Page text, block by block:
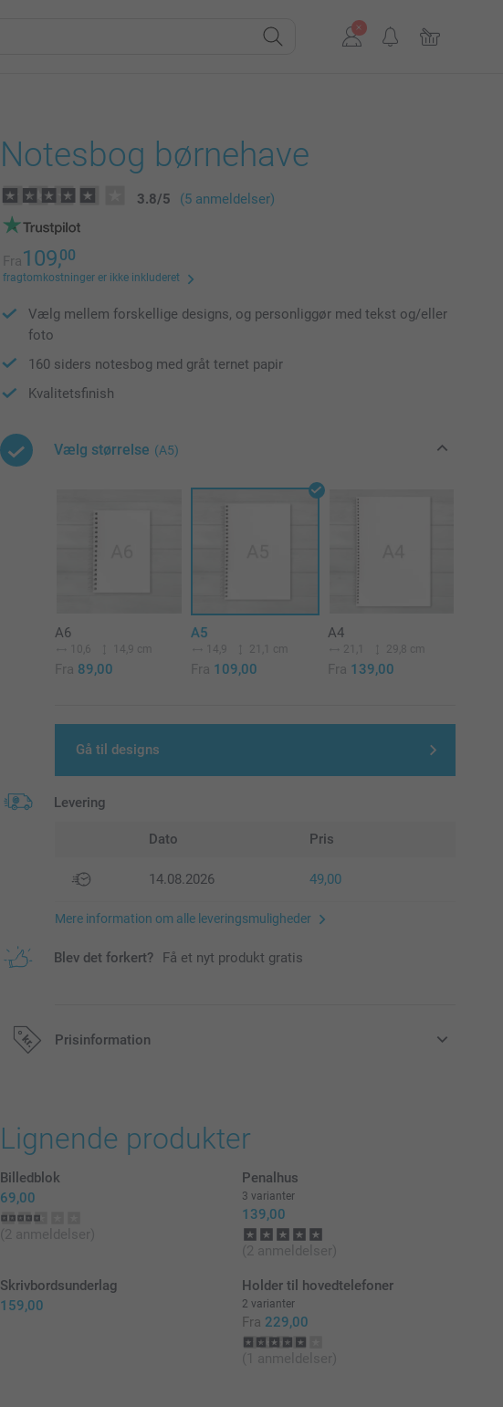
Notesbog børnehave
3.8/5 (5 anmeldelser)
Fra109,00
fragtomkostninger er ikke inkluderet
Vælg mellem forskellige designs, og personliggør med tekst og/eller
foto
160 siders notesbog med gråt ternet papir
Kvalitetsfinish
Vælg størrelse (A5)
A6
10,6 14,9 cm
Fra 89,00
A5
14,9 21,1 cm
Fra 109,00
A4
21,1 29,8 cm
Fra 139,00
Gå til designs
Levering
Dato Pris
14.08.2026 49,00
Mere information om alle leveringsmuligheder
Blev det forkert? Få et nyt produkt gratis
Prisinformation
Lignende produkter
Billedblok
69,00
(2 anmeldelser)
Penalhus
3 varianter
139,00
(2 anmeldelser)
Skrivbordsunderlag
159,00
Holder til hovedtelefoner
2 varianter
Fra 229,00
(1 anmeldelser)